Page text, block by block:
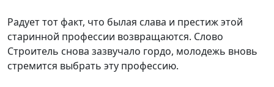
Радует тот факт, что былая слава и престиж этой
старинной профессии возвращаются. Слово
Строитель снова зазвучало гордо, молодежь вновь
стремится выбрать эту профессию.